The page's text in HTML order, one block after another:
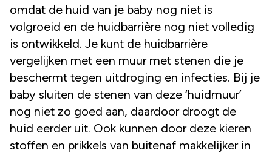
omdat de huid van je baby nog niet is
volgroeid en de huidbarrière nog niet volledig
is ontwikkeld. Je kunt de huidbarrière
vergelijken met een muur met stenen die je
beschermt tegen uitdroging en infecties. Bij je
baby sluiten de stenen van deze ‘huidmuur’
nog niet zo goed aan, daardoor droogt de
huid eerder uit. Ook kunnen door deze kieren
stoffen en prikkels van buitenaf makkelijker in